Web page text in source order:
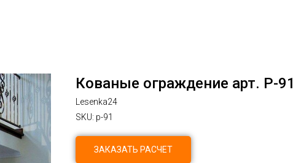
Кованые ограждение арт. P-91
Lesenka24
SKU: p-91
ЗАКАЗАТЬ РАСЧЕТ